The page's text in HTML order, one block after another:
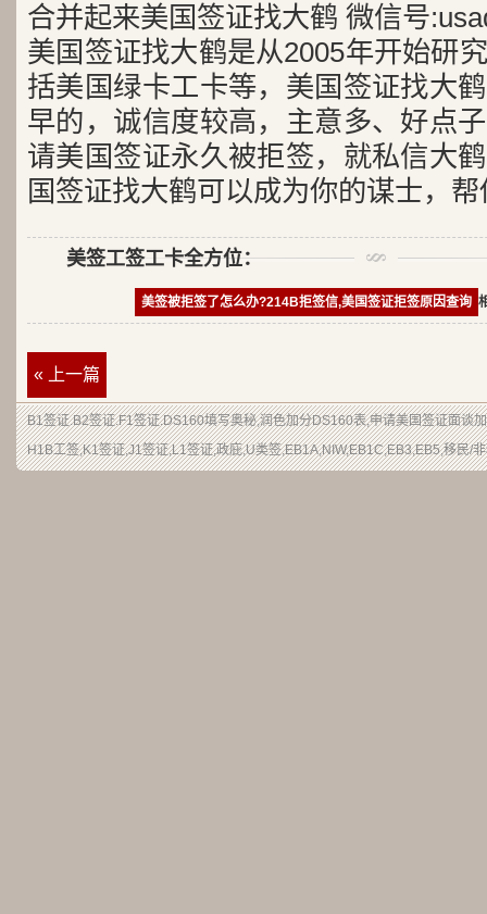
合并起来美国签证找大鹤 微信号
美国签证找大鹤是从2005年开始研
括美国绿卡工卡等，美国签证找大
早的，诚信度较高，主意多、好点
请美国签证永久被拒签，就私信大
国签证找大鹤可以成为你的谋士，
美签工签工卡全方位：
美签被拒签了怎么办?214B拒签信,美国签证拒签原因查询
« 上一篇
B1签证.B2签证.F1签证.DS160填写奥秘,润色加分DS160表,申请美国签证面谈
H1B工签,K1签证,J1签证,L1签证,政庇,U类签,EB1A,NIW,EB1C,EB3,EB5,移民/